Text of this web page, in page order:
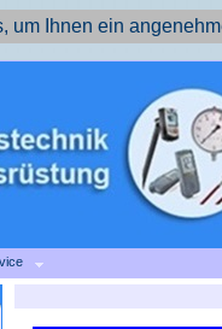
um Ihnen ein